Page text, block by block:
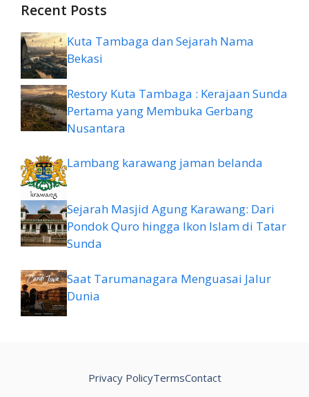
Recent Posts
Kuta Tambaga dan Sejarah Nama
Bekasi
Restory Kuta Tambaga : Kerajaan Sunda
Pertama yang Membuka Gerbang
Nusantara
Lambang karawang jaman belanda
Sejarah Masjid Agung Karawang: Dari
Pondok Quro hingga Ikon Islam di Tatar
Sunda
Saat Tarumanagara Menguasai Jalur
Dunia
Privacy PolicyTermsContact